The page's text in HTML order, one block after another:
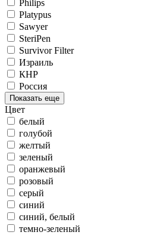
Philips
Platypus
Sawyer
SteriPen
Survivor Filter
Израиль
КНР
Россия
Показать еще
Цвет
белый
голубой
желтый
зеленый
оранжевый
розовый
серый
синий
синий, белый
темно-зеленый